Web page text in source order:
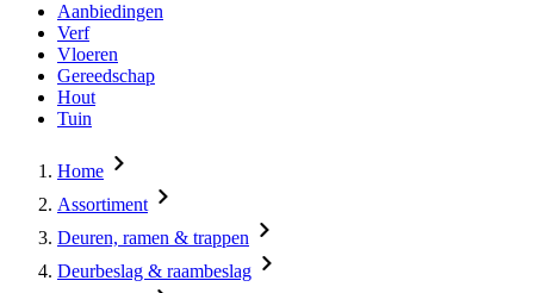
Aanbiedingen
Verf
Vloeren
Gereedschap
Hout
Tuin
Home
Assortiment
Deuren, ramen & trappen
Deurbeslag & raambeslag